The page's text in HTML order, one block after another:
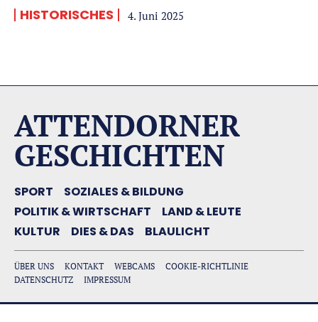
HISTORISCHES 4. Juni 2025
ATTENDORNER
GESCHICHTEN
SPORT
SOZIALES & BILDUNG
POLITIK & WIRTSCHAFT
LAND & LEUTE
KULTUR
DIES & DAS BLAULICHT
ÜBER UNS KONTAKT WEBCAMS
COOKIE-RICHTLINIE
DATENSCHUTZ
IMPRESSUM